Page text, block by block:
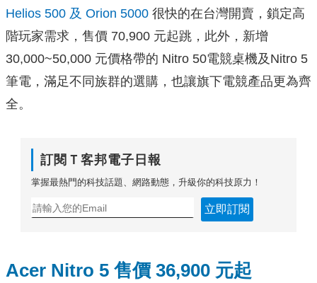
Helios 500 及 Orion 5000 很快的在台灣開賣，鎖定高
階玩家需求，售價 70,900 元起跳，此外，新增
30,000~50,000 元價格帶的 Nitro 50電競桌機及Nitro 5
筆電，滿足不同族群的選購，也讓旗下電競產品更為齊
全。
訂閱Ｔ客邦電子日報
掌握最熱門的科技話題、網路動態，升級你的科技原力！
立即訂閱
Acer Nitro 5 售價 36,900 元起